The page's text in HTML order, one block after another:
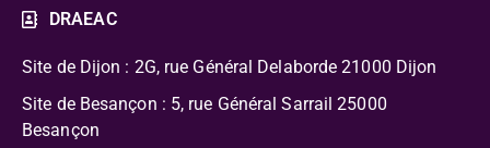
DRAEAC
Site de Dijon : 2G, rue Général Delaborde 21000 Dijon
Site de Besançon : 5, rue Général Sarrail 25000
Besançon